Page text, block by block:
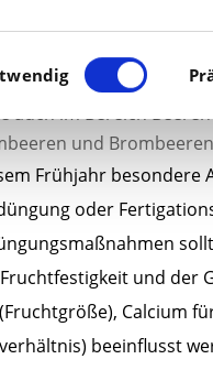
im Bereich
und
Frühjahr besondere
oder
und der
Calcium
beeinflusst